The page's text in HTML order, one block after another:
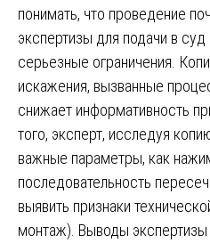
понимать, что проведение
экспертизы для подачи в
серьезные ограничения.
искажения, вызванные
снижает информативность
того, эксперт, исследуя
важные параметры, как
последовательность
выявить признаки
монтаж). Выводы экспертизы